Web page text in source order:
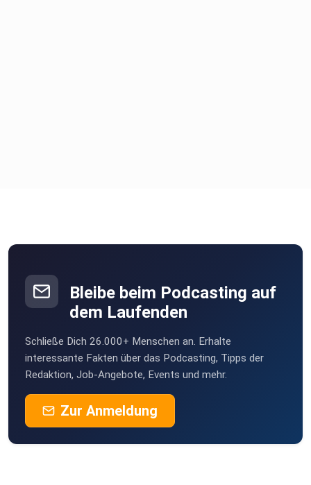
Bleibe beim Podcasting auf
dem Laufenden
Schließe Dich 26.000+ Menschen an. Erhalte
interessante Fakten über das Podcasting, Tipps der
Redaktion, Job-Angebote, Events und mehr.
Zur Anmeldung